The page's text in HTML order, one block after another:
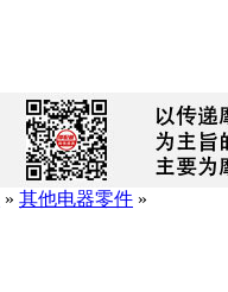
» 其他电器零件 »